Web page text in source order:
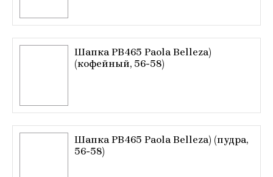
Шапка РВ465 Paola Belleza)
(кофейный, 56-58)
Шапка РВ465 Paola Belleza) (пудра,
56-58)